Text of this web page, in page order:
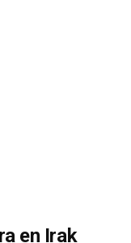
en Irak